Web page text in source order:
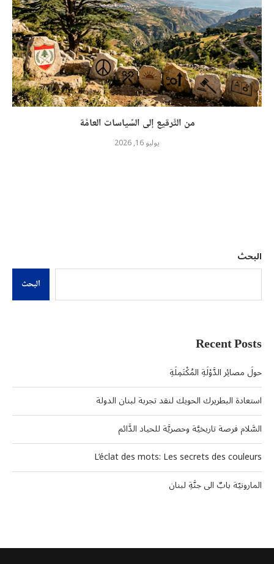
من التَّرقيع إلى السِّياسات العامَّة
يوليو 16, 2026
البحث
البحث
Recent Posts
حولَ مصائِر الدَّوْلَةِ المُكْتَمِلَةِ
استعادة البطريرك الحويك لنقد تجربة لبنان الدولة
السَّلام فرصة تاريخيَّة وحصريَّة للحياد الدَّائم
L’éclat des mots: Les secrets des couleurs
المارونيّة بابٌ الى جنَّةِ لبنان